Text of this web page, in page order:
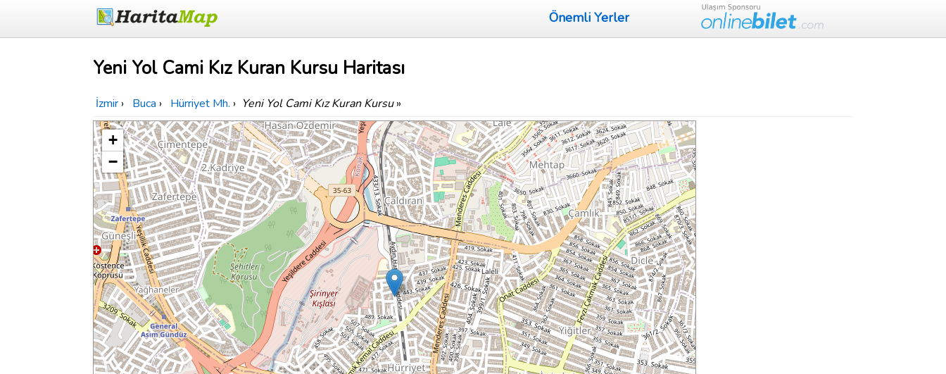
Önemli Yerler
Yeni Yol Cami Kız Kuran Kursu Haritası
İzmir › Buca › Hürriyet Mh. › Yeni Yol Cami Kız Kuran Kursu»
+
−